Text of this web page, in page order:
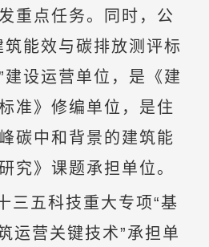
重点任务。同时，公
筑能效与碳排放测评标
建设运营单位，是《建
准》修编单位，是住
碳中和背景的建筑能
究》课题承担单位。
三五科技重大专项“基
运营关键技术”承担单